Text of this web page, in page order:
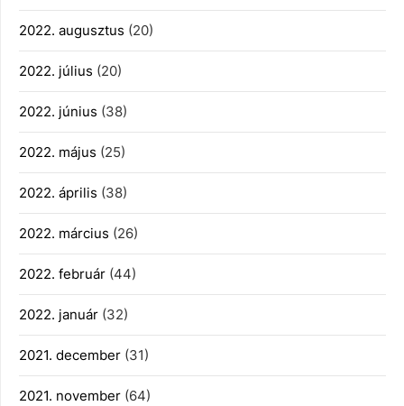
2022. augusztus (20)
2022. július (20)
2022. június (38)
2022. május (25)
2022. április (38)
2022. március (26)
2022. február (44)
2022. január (32)
2021. december (31)
2021. november (64)